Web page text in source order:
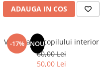
ADAUGA IN COS
-17% NOU
Vindecarea copilului interior
60,00 Lei
50,00 Lei